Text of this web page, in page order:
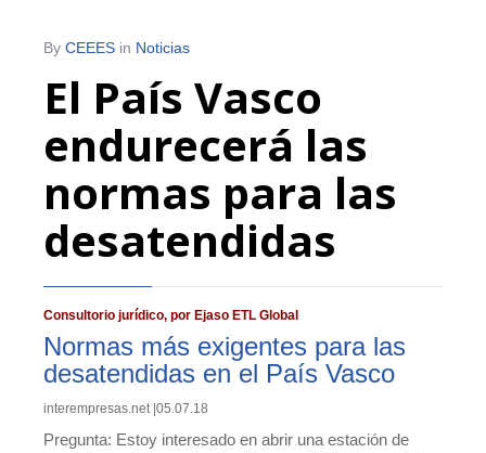
By CEEES in Noticias
El País Vasco
endurecerá las
normas para las
desatendidas
Consultorio jurídico, por Ejaso ETL Global
Normas más exigentes para las
desatendidas en el País Vasco
interempresas.net |05.07.18
Pregunta: Estoy interesado en abrir una estación de